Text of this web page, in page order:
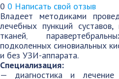
0 0 Написать свой отзыв
Владеет методиками
лечебных пункций суставов,
тканей‚
подколенных синовиальных
и без УЗИ-аппарата.
Специализация:
— диагностика и